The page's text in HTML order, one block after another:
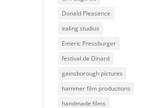
Donald Pleasence
ealing studios
Emeric Pressburger
festival de Dinard
gainsborough pictures
hammer film productions
handmade films